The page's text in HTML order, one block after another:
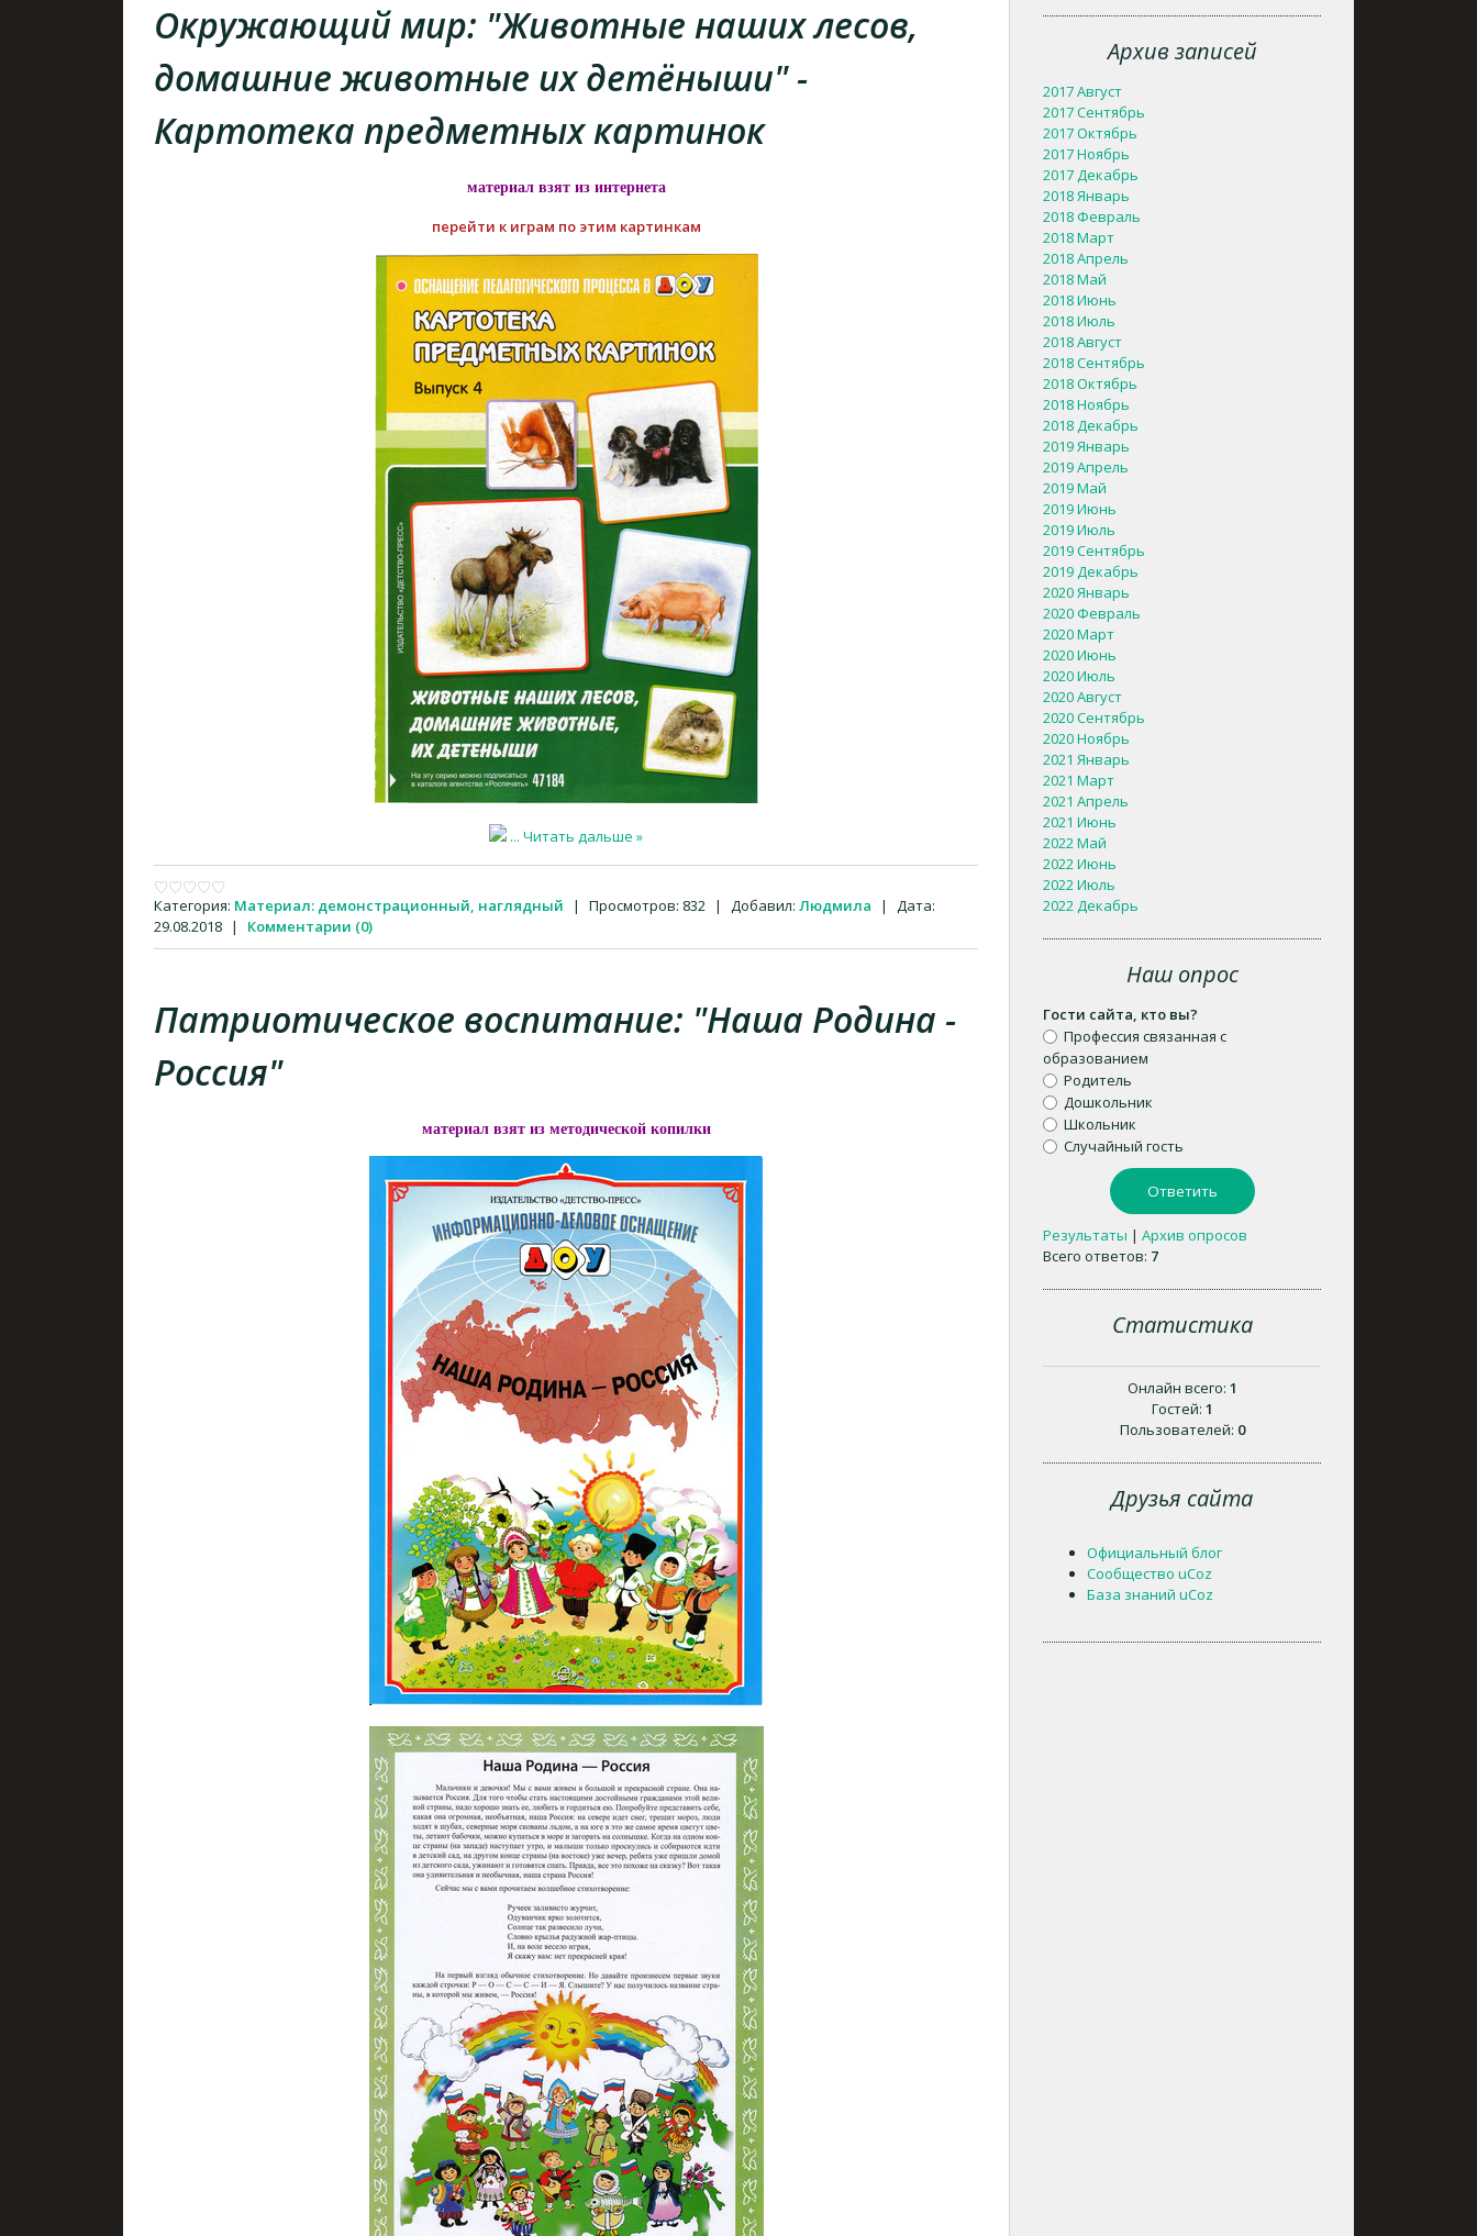
Окружающий мир: "Животные наших лесов,
домашние животные их детёныши" -
Картотека предметных картинок
материал взят из интернета
перейти к играм по этим картинкам
... Читать дальше »
Категория: Материал: демонстрационный, наглядный | Просмотров: 832 | Добавил: Людмила |
Дата:
29.08.2018 | Комментарии (0)
Патриотическое воспитание: "Наша Родина -
Россия"
материал взят из методической копилки
Архив записей
2017 Август
2017 Сентябрь
2017 Октябрь
2017 Ноябрь
2017 Декабрь
2018 Январь
2018 Февраль
2018 Март
2018 Апрель
2018 Май
2018 Июнь
2018 Июль
2018 Август
2018 Сентябрь
2018 Октябрь
2018 Ноябрь
2018 Декабрь
2019 Январь
2019 Апрель
2019 Май
2019 Июнь
2019 Июль
2019 Сентябрь
2019 Декабрь
2020 Январь
2020 Февраль
2020 Март
2020 Июнь
2020 Июль
2020 Август
2020 Сентябрь
2020 Ноябрь
2021 Январь
2021 Март
2021 Апрель
2021 Июнь
2022 Май
2022 Июнь
2022 Июль
2022 Декабрь
Наш опрос
Гости сайта, кто вы?
Профессия связанная с
образованием
Родитель
Дошкольник
Школьник
Случайный гость
Результаты |Архив опросов
Всего ответов: 7
Статистика
Онлайн всего: 1
Гостей: 1
Пользователей: 0
Друзья сайта
Официальный блог
Сообщество uCoz
База знаний uCoz